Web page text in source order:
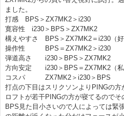
ました。
打感 BPS＞ZX7MK2＞i230
寛容性 i230＞BPS＞ZX7MK2
構えやすさ BPS＞ZX7MK2＝i230（好
操作性 BPS＝ZX7MK2＞i230
弾道高さ i230＞BPS＞ZX7MK2
方向安定 i230＞BPS＝ZX7MK2（私
コスパ ZX7MK2＞i230＞BPS
打点の下目はスリクソンよりPINGの方
ロフトが若干PINGの方が寝てるのでそ
BPS見た目小さいので人によっては緊